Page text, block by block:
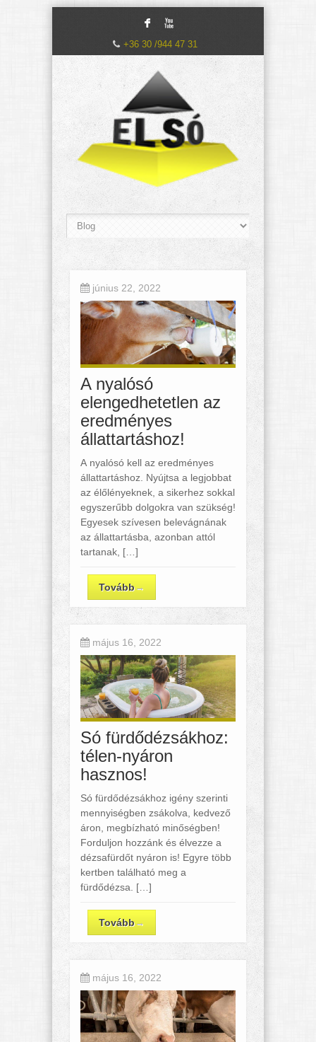
F X
+36 30 /944 47 31
június 22, 2022
A nyalósó
elengedhetetlen az
eredményes
állattartáshoz!
A nyalósó kell az eredményes
állattartáshoz. Nyújtsa a legjobbat
az élőlényeknek, a sikerhez sokkal
egyszerűbb dolgokra van szükség!
Egyesek szívesen belevágnának
az állattartásba, azonban attól
tartanak, […]
Tovább→
május 16, 2022
Só fürdődézsákhoz:
télen-nyáron
hasznos!
Só fürdődézsákhoz igény szerinti
mennyiségben zsákolva, kedvező
áron, megbízható minőségben!
Forduljon hozzánk és élvezze a
dézsafürdőt nyáron is! Egyre több
kertben található meg a
fürdődézsa. […]
Tovább→
május 16, 2022